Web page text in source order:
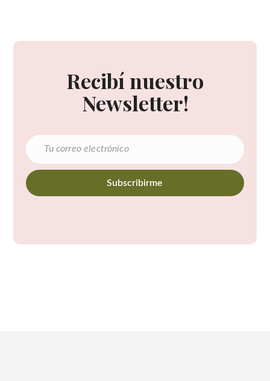
Recibí nuestro
Newsletter!